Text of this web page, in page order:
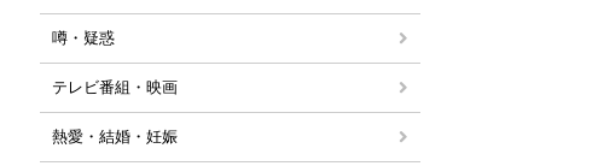
噂・疑惑
テレビ番組・映画
熱愛・結婚・妊娠